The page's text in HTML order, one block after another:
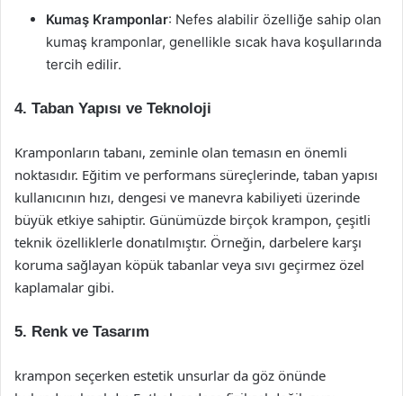
Kumaş Kramponlar: Nefes alabilir özelliğe sahip olan
kumaş kramponlar, genellikle sıcak hava koşullarında
tercih edilir.
4. Taban Yapısı ve Teknoloji
Kramponların tabanı, zeminle olan temasın en önemli
noktasıdır. Eğitim ve performans süreçlerinde, taban yapısı
kullanıcının hızı, dengesi ve manevra kabiliyeti üzerinde
büyük etkiye sahiptir. Günümüzde birçok krampon, çeşitli
teknik özelliklerle donatılmıştır. Örneğin, darbelere karşı
koruma sağlayan köpük tabanlar veya sıvı geçirmez özel
kaplamalar gibi.
5. Renk ve Tasarım
krampon seçerken estetik unsurlar da göz önünde